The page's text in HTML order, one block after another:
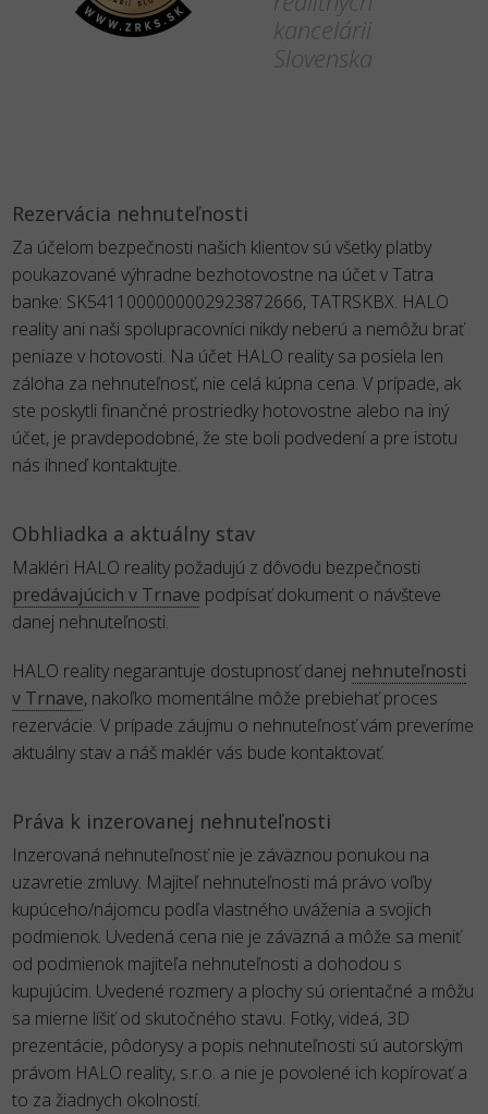
kancelárii
Slovenska
Rezervácia nehnuteľnosti
Za účelom bezpečnosti našich klientov sú všetky platby
poukazované výhradne bezhotovostne na účet v Tatra
banke: SK5411000000002923872666, TATRSKBX. HALO
reality ani naši spolupracovníci nikdy neberú a nemôžu brať
peniaze v hotovosti. Na účet HALO reality sa posiela len
záloha za nehnuteľnosť, nie celá kúpna cena. V prípade, ak
ste poskytli finančné prostriedky hotovostne alebo na iný
účet, je pravdepodobné, že ste boli podvedení a pre istotu
nás ihneď kontaktujte.
Obhliadka a aktuálny stav
Makléri HALO reality požadujú z dôvodu bezpečnosti
predávajúcich v Trnave podpísať dokument o návšteve
danej nehnuteľnosti.
HALO reality negarantuje dostupnosť danej nehnuteľnosti
v Trnave, nakoľko momentálne môže prebiehať proces
rezervácie. V prípade záujmu o nehnuteľnosť vám preveríme
aktuálny stav a náš maklér vás bude kontaktovať.
Práva k inzerovanej nehnuteľnosti
Inzerovaná nehnuteľnosť nie je záväznou ponukou na
uzavretie zmluvy. Majiteľ nehnuteľnosti má právo voľby
kupúceho/nájomcu podľa vlastného uváženia a svojich
podmienok. Uvedená cena nie je záväzná a môže sa meniť
od podmienok majiteľa nehnuteľnosti a dohodou s
kupujúcim. Uvedené rozmery a plochy sú orientačné a môžu
sa mierne líšiť od skutočného stavu. Fotky, videá, 3D
prezentácie, pôdorysy a popis nehnuteľnosti sú autorským
právom HALO reality, s.r.o. a nie je povolené ich kopírovať a
to za žiadnych okolností.